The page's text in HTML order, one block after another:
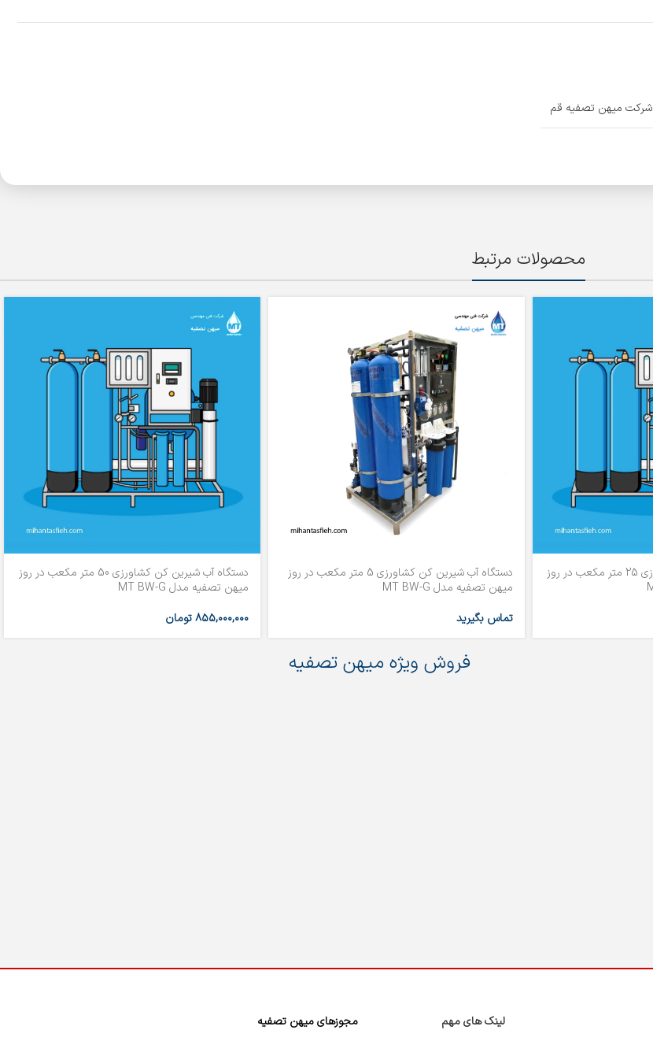
شرکت میهن تصفیه قم
محصولات مرتبط
دستگاه آب شیرین کن کشاورزی 25 متر مکعب در روز
دستگاه آب شیرین کن کشاورزی 5 متر مکعب در روز
میهن تصفیه مدل MT BW-G
تماس بگیرید
دستگاه آب شیرین کن کشاورزی 50 متر مکعب در روز
میهن تصفیه مدل MT BW-G
۸۵۵,۰۰۰,۰۰۰تومان
فروش ویژه میهن تصفیه
لینک های مهم
مجوزهای میهن تصفیه